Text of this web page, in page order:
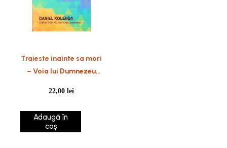
Traieste inainte sa mori
– Voia lui Dumnezeu
22,00lei
Adaugă în
coș